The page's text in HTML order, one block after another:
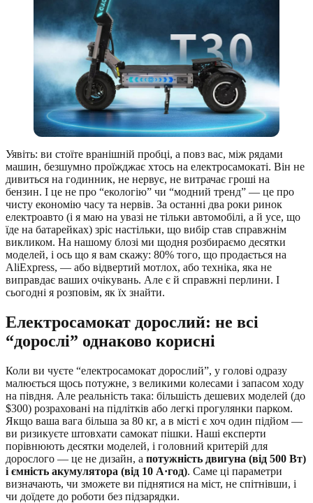
Уявіть: ви стоїте вранішній пробці, а повз вас, між рядами
машин, безшумно проїжджає хтось на електросамокаті. Він не
дивиться на годинник, не нервує, не витрачає гроші на
бензин. І це не про “екологію” чи “модний тренд” — це про
чисту економію часу та нервів. За останні два роки ринок
електроавто (і я маю на увазі не тільки автомобілі, а й усе, що
їде на батарейках) зріс настільки, що вибір став справжнім
викликом. На нашому блозі ми щодня розбираємо десятки
моделей, і ось що я вам скажу: 80% того, що продається на
AliExpress, — або відвертий мотлох, або техніка, яка не
виправдає ваших очікувань. Але є й справжні перлини. І
сьогодні я розповім, як їх знайти.
Електросамокат дорослий: не всі
“дорослі” однаково корисні
Коли ви чуєте “електросамокат дорослий”, у голові одразу
малюється щось потужне, з великими колесами і запасом ходу
на півдня. Але реальність така: більшість дешевих моделей (до
$300) розраховані на підлітків або легкі прогулянки парком.
Якщо ваша вага більша за 80 кг, а в місті є хоч один підйом —
ви ризикуєте штовхати самокат пішки. Наші експерти
порівнюють десятки моделей, і головний критерій для
дорослого — це не дизайн, а потужність двигуна (від 500 Вт)
і ємність акумулятора (від 10 А·год). Саме ці параметри
визначають, чи зможете ви піднятися на міст, не спітнівши, і
чи доїдете до роботи без підзарядки.